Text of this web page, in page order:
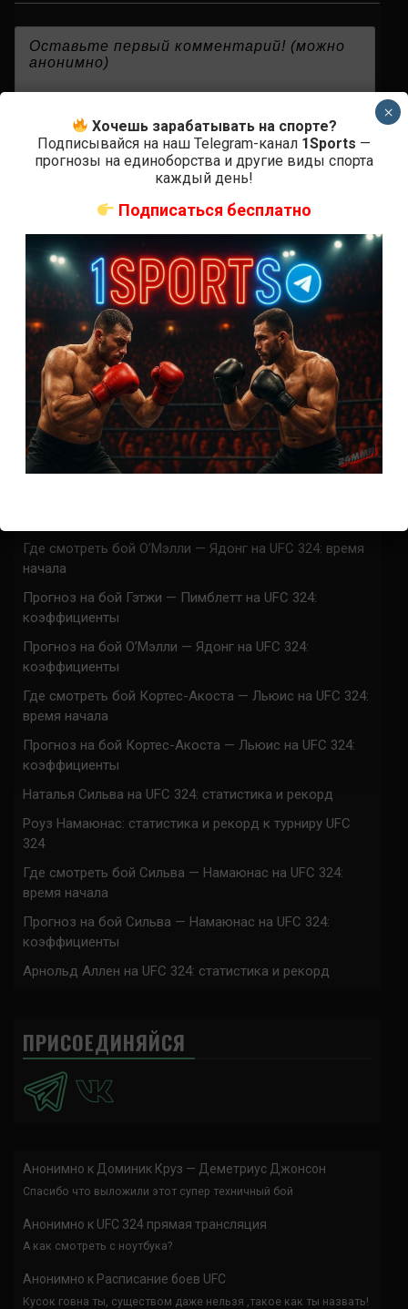
СВЕЖИЕ ЗАПИСИ
ACA 200 прямая трансляция
Марафон боев UFC 325 прямая трансляция
UFC 324 прямая трансляция
Марафон боев UFC 324 прямая трансляция
Где смотреть бой О’Мэлли — Ядонг на UFC 324: время
начала
Прогноз на бой Гэтжи — Пимблетт на UFC 324:
коэффициенты
Прогноз на бой О’Мэлли — Ядонг на UFC 324:
коэффициенты
Где смотреть бой Кортес-Акоста — Льюис на UFC 324:
время начала
Прогноз на бой Кортес-Акоста — Льюис на UFC 324:
коэффициенты
Наталья Сильва на UFC 324: статистика и рекорд
Роуз Намаюнас: статистика и рекорд к турниру UFC
324
Где смотреть бой Сильва — Намаюнас на UFC 324:
время начала
Прогноз на бой Сильва — Намаюнас на UFC 324:
коэффициенты
Арнольд Аллен на UFC 324: статистика и рекорд
ПРИСОЕДИНЯЙСЯ
Анонимно к Доминик Круз — Деметриус Джонсон
Спасибо что выложили этот супер техничный бой
Анонимно к UFC 324 прямая трансляция
А как смотреть с ноутбука?
Анонимно к Расписание боев UFC
Кусок говна ты, существом даже нельзя ,такое как ты назвать!
Хочешь зарабатывать на спорте?
Подписывайся на наш Telegram-канал 1Sports —
прогнозы на единоборства и другие виды спорта
каждый день!
Подписаться бесплатно
×